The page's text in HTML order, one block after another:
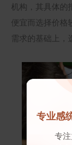
机构，其具体的
便宜而选择价格
需求的基础上，
专业感
专